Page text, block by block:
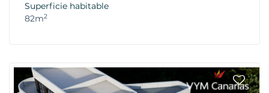
Superficie habitable
82m2